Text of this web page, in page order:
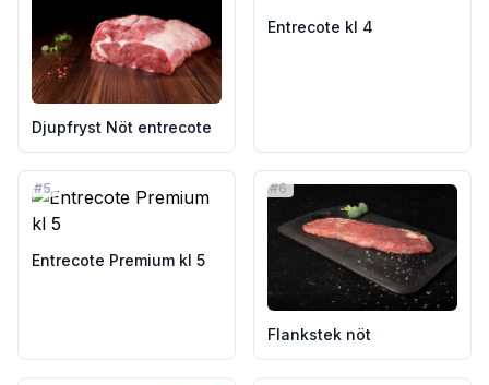
Djupfryst Nöt entrecote
Entrecote kl 4
#5
Entrecote Premium kl 5
#6
Flankstek nöt